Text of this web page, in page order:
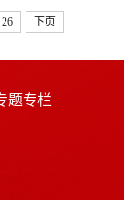
根本性、方...
26 下页
题专栏